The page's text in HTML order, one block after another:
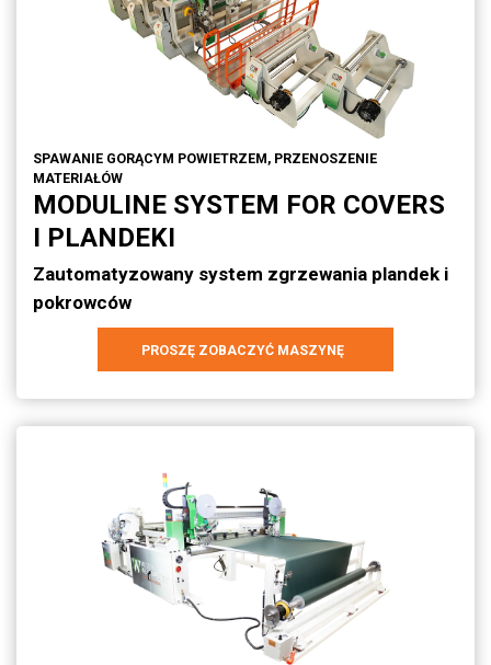
SPAWANIE GORĄCYM POWIETRZEM, PRZENOSZENIE
MATERIAŁÓW
MODULINE SYSTEM FOR COVERS
I PLANDEKI
Zautomatyzowany system zgrzewania plandek i
pokrowców
PROSZĘ ZOBACZYĆ MASZYNĘ